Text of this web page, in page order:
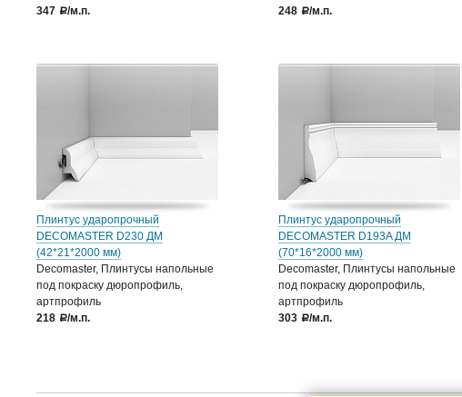
347
a/м.п.
248
a/м.п.
Плинтус ударопрочный
DECOMASTER D230 ДМ
(42*21*2000 мм)
Decomaster, Плинтусы напольные
под покраску дюропрофиль,
артпрофиль
218
a/м.п.
Плинтус ударопрочный
DECOMASTER D193A ДМ
(70*16*2000 мм)
Decomaster, Плинтусы напольные
под покраску дюропрофиль,
артпрофиль
303
a/м.п.